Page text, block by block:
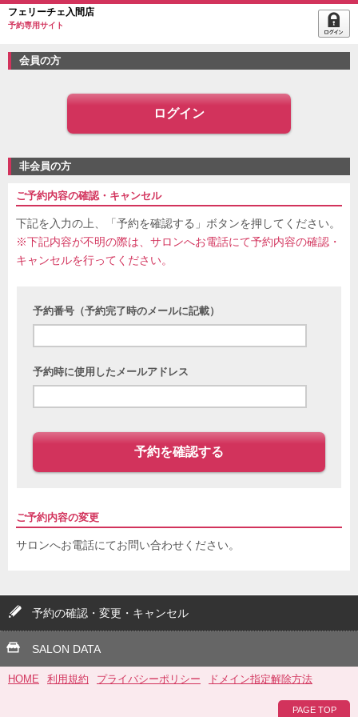
フェリーチェ入間店
予約専用サイト
会員の方
ログイン
非会員の方
ご予約内容の確認・キャンセル
下記を入力の上、「予約を確認する」ボタンを押してください。
※下記内容が不明の際は、サロンへお電話にて予約内容の確認・
キャンセルを行ってください。
予約番号（予約完了時のメールに記載）
予約時に使用したメールアドレス
予約を確認する
ご予約内容の変更
サロンへお電話にてお問い合わせください。
予約の確認・変更・キャンセル
SALON DATA
HOME 利用規約 プライバシーポリシー ドメイン指定解除方法
PAGE TOP